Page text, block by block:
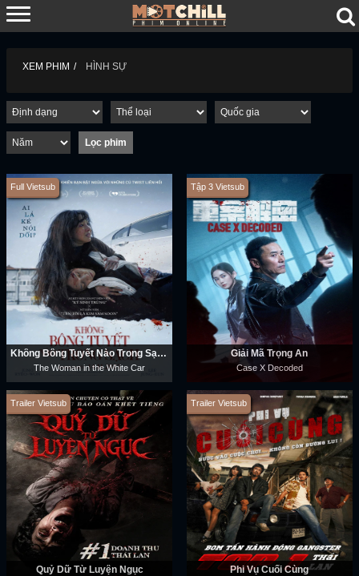
XEM PHIM HÌNH SỰ
Full Vietsub
Không Bông Tuyết Nào Trong Sạch
The Woman in the White Car
Tập 3 Vietsub
Giải Mã Trọng Án
Case X Decoded
Trailer Vietsub
Quỷ Dữ Từ Luyện Ngục
Trailer Vietsub
Phi Vụ Cuối Cùng